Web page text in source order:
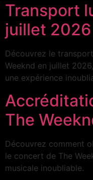
Transport
juillet 2026
Découvrez le
Weeknd en juillet
une expérience
The
Découvrez comment
le concert de The
musicale inoubliable.